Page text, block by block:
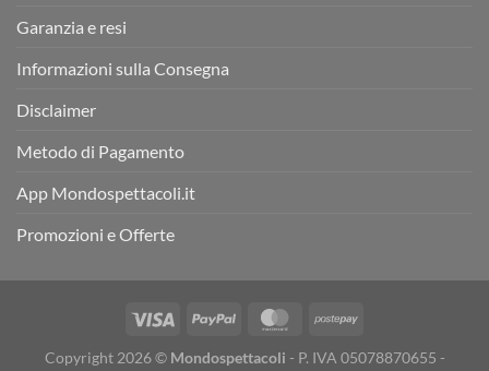
Garanzia e resi
Informazioni sulla Consegna
Disclaimer
Metodo di Pagamento
App Mondospettacoli.it
Promozioni e Offerte
Copyright 2026 © Mondospettacoli - P. IVA 05078870655 -